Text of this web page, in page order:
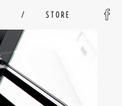
STORE